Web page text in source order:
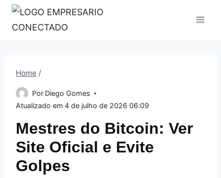
Pular
para
Home /
Por Diego Gomes
Atualizado em 4 de julho de 2026 06:09
Mestres do Bitcoin: Ver
Site Oficial e Evite
Golpes